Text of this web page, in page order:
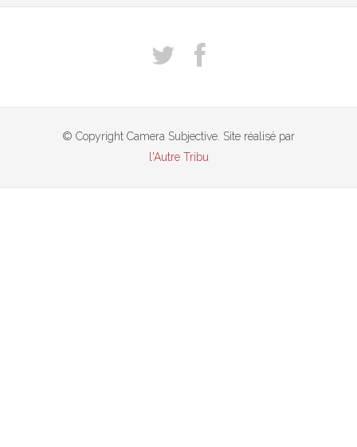
© Copyright Camera Subjective. Site réalisé par
l'Autre Tribu